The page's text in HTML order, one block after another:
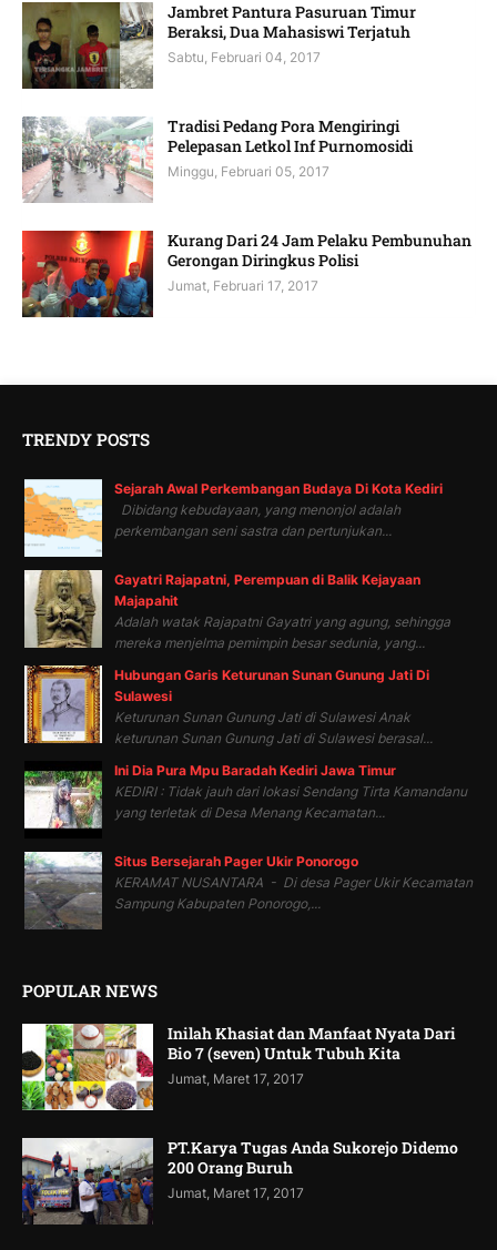
Jambret Pantura Pasuruan Timur
Beraksi, Dua Mahasiswi Terjatuh
Sabtu, Februari 04, 2017
Tradisi Pedang Pora Mengiringi
Pelepasan Letkol Inf Purnomosidi
Minggu, Februari 05, 2017
Kurang Dari 24 Jam Pelaku Pembunuhan
Gerongan Diringkus Polisi
Jumat, Februari 17, 2017
TRENDY POSTS
Sejarah Awal Perkembangan Budaya Di Kota Kediri
Dibidang kebudayaan, yang menonjol adalah
perkembangan seni sastra dan pertunjukan...
Gayatri Rajapatni, Perempuan di Balik Kejayaan
Majapahit
Adalah watak Rajapatni Gayatri yang agung, sehingga
mereka menjelma pemimpin besar sedunia, yang...
Hubungan Garis Keturunan Sunan Gunung Jati Di
Sulawesi
Keturunan Sunan Gunung Jati di Sulawesi Anak
keturunan Sunan Gunung Jati di Sulawesi berasal...
Ini Dia Pura Mpu Baradah Kediri Jawa Timur
KEDIRI : Tidak jauh dari lokasi Sendang Tirta Kamandanu
yang terletak di Desa Menang Kecamatan...
Situs Bersejarah Pager Ukir Ponorogo
KERAMAT NUSANTARA - Di desa Pager Ukir Kecamatan
Sampung Kabupaten Ponorogo,...
POPULAR NEWS
Inilah Khasiat dan Manfaat Nyata Dari
Bio 7 (seven) Untuk Tubuh Kita
Jumat, Maret 17, 2017
PT.Karya Tugas Anda Sukorejo Didemo
200 Orang Buruh
Jumat, Maret 17, 2017